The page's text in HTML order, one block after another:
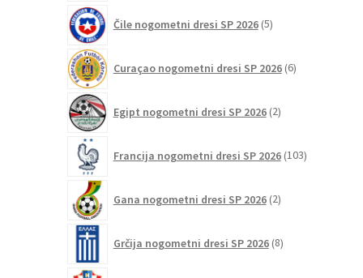
Čile nogometni dresi SP 2026 5izdelkov
Curaçao nogometni dresi SP 2026 6izdelkov
Egipt nogometni dresi SP 2026 2izdelka
Francija nogometni dresi SP 2026 103izdelki
Gana nogometni dresi SP 2026 2izdelka
Grčija nogometni dresi SP 2026 8izdelkov